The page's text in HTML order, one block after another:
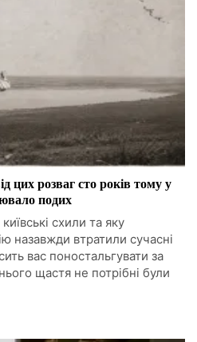
цих розваг сто років тому у
подих
схили та яку
назавжди втратили сучасні
вас поностальгувати за
щастя не потрібні були